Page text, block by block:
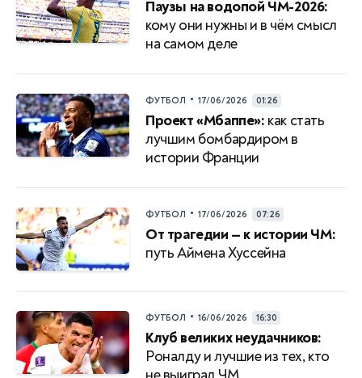
Паузы на водопой ЧМ-2026:
кому они нужны и в чём смысл
на самом деле
ФУТБОЛ • 17/06/2026 01:26
Проект «Мбаппе»: как стать
лучшим бомбардиром в
истории Франции
ФУТБОЛ • 17/06/2026 07:26
От трагедии — к истории ЧМ:
путь Аймена Хуссейна
ФУТБОЛ • 16/06/2026 16:30
Клуб великих неудачников:
Роналду и лучшие из тех, кто